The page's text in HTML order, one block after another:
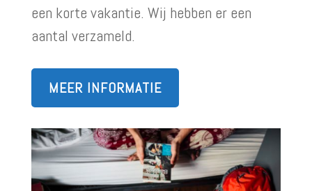
een korte vakantie. Wij hebben er een
aantal verzameld.
MEER INFORMATIE